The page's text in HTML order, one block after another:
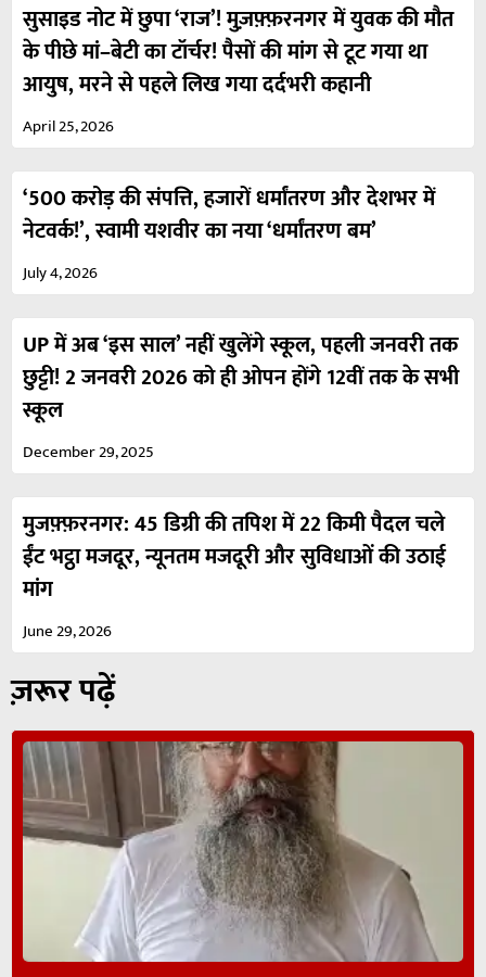
सुसाइड नोट में छुपा ‘राज’! मुज़फ़्फ़रनगर में युवक की मौत
के पीछे मां–बेटी का टॉर्चर! पैसों की मांग से टूट गया था
आयुष, मरने से पहले लिख गया दर्दभरी कहानी
April 25, 2026
‘500 करोड़ की संपत्ति, हजारों धर्मांतरण और देशभर में
नेटवर्क!’, स्वामी यशवीर का नया ‘धर्मांतरण बम’
July 4, 2026
UP में अब ‘इस साल’ नहीं खुलेंगे स्कूल, पहली जनवरी तक
छुट्टी! 2 जनवरी 2026 को ही ओपन होंगे 12वीं तक के सभी
स्कूल
December 29, 2025
मुजफ़्फ़रनगर: 45 डिग्री की तपिश में 22 किमी पैदल चले
ईंट भट्ठा मजदूर, न्यूनतम मजदूरी और सुविधाओं की उठाई
मांग
June 29, 2026
ज़रूर पढ़ें